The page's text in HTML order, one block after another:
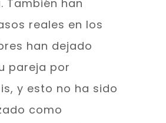
También han
reales en los
han dejado
pareja por
y esto no ha sido
como